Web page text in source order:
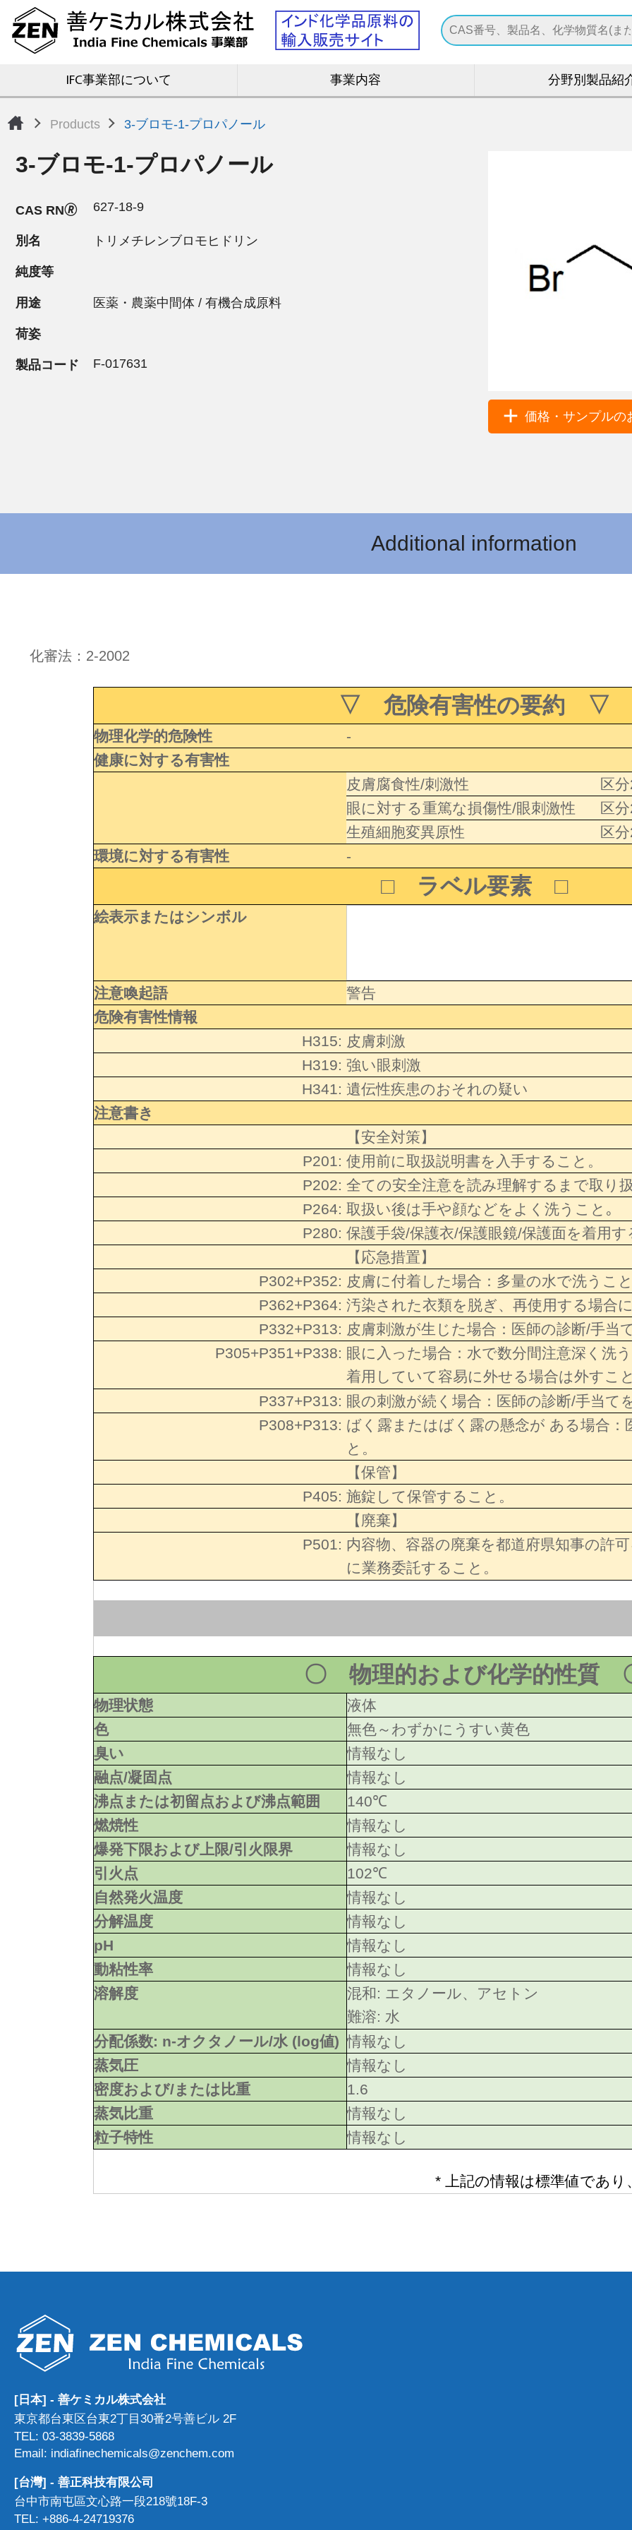
IFC事業部について 事業内容 分野別製品紹
Products 3-ブロモ-1-プロパノール
価格・サンプルの
3-ブロモ-1-プロパノール
CAS RN🄬 627-18-9
別名 トリメチレンブロモヒドリン
純度等
用途 医薬・農薬中間体 / 有機合成原料
荷姿
製品コード F-017631
Additional information
化審法：2-2002
▽ 危険有害性の要約 ▽
物理化学的危険性
-
健康に対する有害性
皮膚腐食性/刺激性
区
眼に対する重篤な損傷性/眼刺激性
区
生殖細胞変異原性
区
環境に対する有害性
-
□ ラベル要素 □
絵表示またはシンボル
注意喚起語
警告
危険有害性情報
H315: 皮膚刺激
H319: 強い眼刺激
H341: 遺伝性疾患のおそれの疑い
注意書き
【安全対策】
P201: 使用前に取扱説明書を入手すること。
P202: 全ての安全注意を読み理解するまで取り
P264: 取扱い後は手や顔などをよく洗うこと｡
P280: 保護手袋/保護衣/保護眼鏡/保護面を着用
【応急措置】
P302+P352: 皮膚に付着した場合：多量の水で洗うこ
P362+P364: 汚染された衣類を脱ぎ、再使用する場合
P332+P313: 皮膚刺激が生じた場合：医師の診断/手当
P305+P351+P338: 眼に入った場合：水で数分間注意深く洗
着用していて容易に外せる場合は外すこ
P337+P313: 眼の刺激が続く場合：医師の診断/手当て
P308+P313: ばく露またはばく露の懸念が ある場合
と。
【保管】
P405: 施錠して保管すること。
【廃棄】
P501: 内容物、容器の廃棄を都道府県知事の許
に業務委託すること。
〇 物理的および化学的性質
物理状態
液体
色
無色～わずかにうすい黄色
臭い
情報なし
融点/凝固点
情報なし
沸点または初留点および沸点範囲
140℃
燃焼性
情報なし
爆発下限および上限/引火限界
情報なし
引火点
102℃
自然発火温度
情報なし
分解温度
情報なし
pH
情報なし
動粘性率
情報なし
溶解度
混和: エタノール、アセトン
難溶: 水
分配係数: n-オクタノール/水 (log値) 情報なし
蒸気圧
情報なし
密度および/または比重
1.6
蒸気比重
情報なし
粒子特性
情報なし
* 上記の情報は標準値であ
[日本] - 善ケミカル株式会社
東京都台東区台東2丁目30番2号善ビル 2F
TEL: 03-3839-5868
Email: indiafinechemicals@zenchem.com
[台灣] - 善正科技有限公司
台中市南屯區文心路一段218號18F-3
TEL: +886-4-24719376